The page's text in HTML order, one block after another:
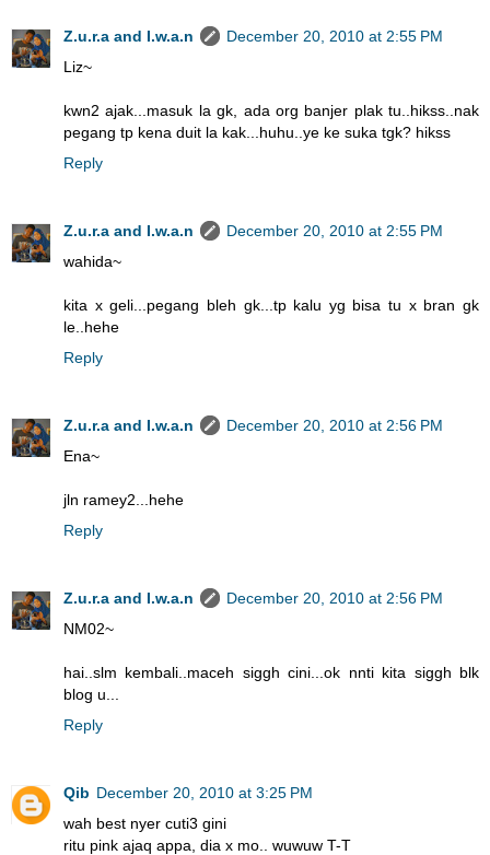
Z.u.r.a and I.w.a.n
December 20, 2010 at 2:55 PM
Liz~
kwn2 ajak...masuk la gk, ada org banjer plak tu..hikss..nak
pegang tp kena duit la kak...huhu..ye ke suka tgk? hikss
Reply
Z.u.r.a and I.w.a.n
December 20, 2010 at 2:55 PM
wahida~
kita x geli...pegang bleh gk...tp kalu yg bisa tu x bran gk
le..hehe
Reply
Z.u.r.a and I.w.a.n
December 20, 2010 at 2:56 PM
Ena~
jln ramey2...hehe
Reply
Z.u.r.a and I.w.a.n
December 20, 2010 at 2:56 PM
NM02~
hai..slm kembali..maceh siggh cini...ok nnti kita siggh blk
blog u...
Reply
Qib December 20, 2010 at 3:25 PM
wah best nyer cuti3 gini
ritu pink ajaq appa, dia x mo.. wuwuw T-T